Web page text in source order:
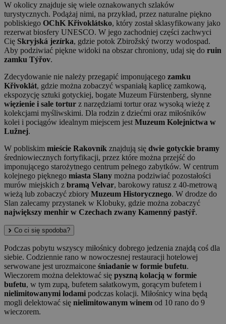
W okolicy znajduje się wiele oznakowanych szlaków
turystycznych. Podążaj nimi, na przykład, przez naturalne piękno
pobliskiego OChK Křivoklátsko, który został sklasyfikowany jako
rezerwat biosfery UNESCO. W jego zachodniej części zachwyci
Cię Skryjská jezírka, gdzie potok Zbirožský tworzy wodospad.
Aby podziwiać piękne widoki na obszar chroniony, udaj się do ruin
zamku Týřov.
Zdecydowanie nie należy przegapić imponującego zamku
Křivoklát, gdzie można zobaczyć wspaniałą kaplicę zamkową,
ekspozycję sztuki gotyckiej, bogate Muzeum Fürstenberg, słynne
więzienie i sale tortur z narzędziami tortur oraz wysoką wieżę z
kolekcjami myśliwskimi. Dla rodzin z dziećmi oraz miłośników
kolei i pociągów idealnym miejscem jest Muzeum Kolejnictwa w
Lužnej.
W pobliskim mieście Rakovník znajdują się dwie gotyckie bramy
średniowiecznych fortyfikacji, przez które można przejść do
imponującego starożytnego centrum pełnego zabytków. W centrum
kolejnego pięknego miasta Slany można podziwiać pozostałości
murów miejskich z bramą Velvar, barokowy ratusz z 40-metrową
wieżą lub zobaczyć zbiory Muzeum Historycznego. W drodze do
Slan zalecamy przystanek w Klobuky, gdzie można zobaczyć
największy menhir w Czechach zwany Kamenný pastýř.
Co ci się spodoba?
Podczas pobytu wszyscy miłośnicy dobrego jedzenia znajdą coś dla
siebie. Codziennie rano w nowoczesnej restauracji hotelowej
serwowane jest urozmaicone śniadanie w formie bufetu.
Wieczorem można delektować się pyszną kolacją w formie
bufetu, w tym zupą, bufetem sałatkowym, gorącym bufetem i
nielimitowanymi lodami podczas kolacji. Miłośnicy wina będą
mogli delektować się nielimitowanym winem od 10 rano do 9
wieczorem.